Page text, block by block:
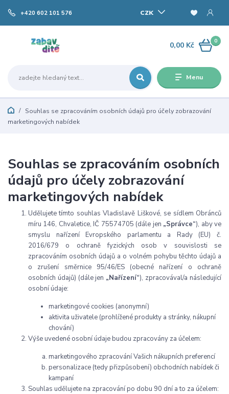
Menu
CZK
+420 602 101 576
0
0,00 Kč
Souhlas se zpracováním osobních údajů pro účely zobrazování
marketingových nabídek
Souhlas se zpracováním osobních
údajů pro účely zobrazování
marketingových nabídek
Udělujete tímto souhlas Vladislavě Liškové, se sídlem Obránců
míru 146, Chvaletice, IČ 75574705 (dále jen „Správce“), aby ve
smyslu nařízení Evropského parlamentu a Rady (EU) č.
2016/679 o ochraně fyzických osob v souvislosti se
zpracováním osobních údajů a o volném pohybu těchto údajů a
o zrušení směrnice 95/46/ES (obecné nařízení o ochraně
osobních údajů) (dále jen „Nařízení“), zpracovával/a následující
osobní údaje:
marketingové cookies (anonymní)
aktivita uživatele (prohlížené produkty a stránky, nákupní
chování)
Výše uvedené osobní údaje budou zpracovány za účelem:
marketingového zpracování Vašich nákupních preferencí
personalizace (tedy přizpůsobení) obchodních nabídek či
kampaní
Souhlas udělujete na zpracování po dobu 90 dní a to za účelem: